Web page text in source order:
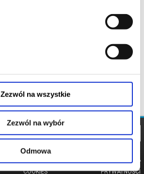
Zezwól na wszystkie
Zezwól na wybór
Odmowa
POLITYKA
PRYWATNOŚCI
COOKIES